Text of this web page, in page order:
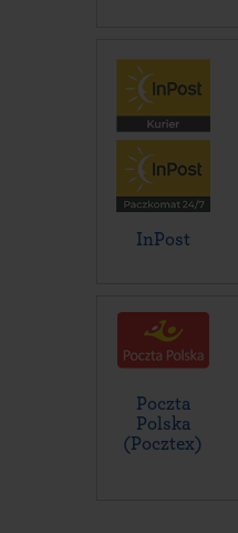
InPost
Poczta
Polska
(Pocztex)